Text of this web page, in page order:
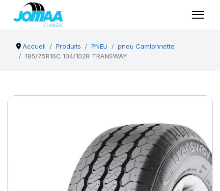
Accueil Produits PNEU
pneu Camionnette
185/75R16C 104/102R TRANSWAY